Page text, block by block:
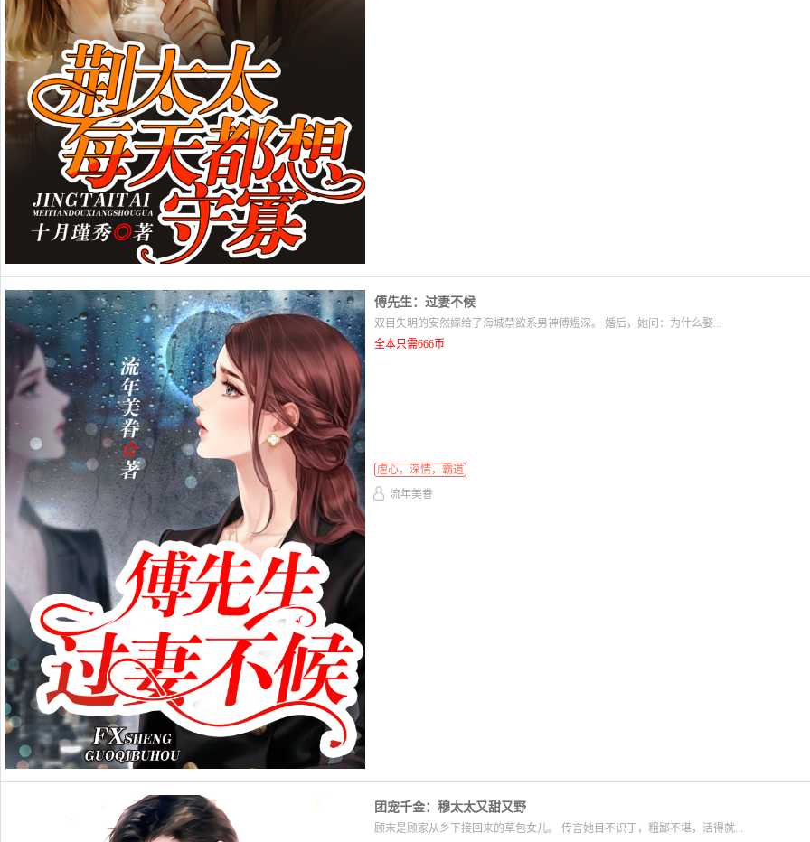
傅先生：过妻不候
双目失明的安然嫁给了海城禁欲系男神傅煜深。 婚后，她问：为什么娶...
全本只需666币
虐心，深情，霸道
流年美眷
团宠千金：穆太太又甜又野
顾末是顾家从乡下接回来的草包女儿。 传言她目不识丁，粗鄙不堪，活得就...